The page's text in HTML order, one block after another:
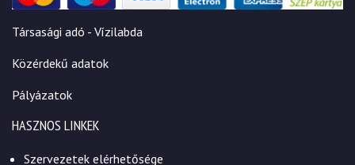
Társasági adó - Vízilabda
Közérdekű adatok
Pályázatok
HASZNOS LINKEK
Szervezetek elérhetősége